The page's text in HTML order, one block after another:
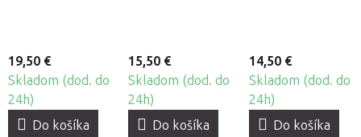
19,50 €
Skladom (dod. do
24h)
Do košíka
15,50 €
Skladom (dod. do
24h)
Do košíka
14,50 €
Skladom (dod. do
24h)
Do košíka